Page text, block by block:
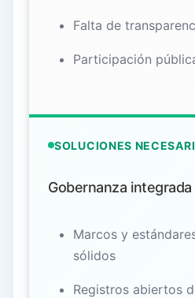
Falta de
Participación
SOLUCIONES
Gobernanza integrada
Marcos y
sólidos
Registros abiertos